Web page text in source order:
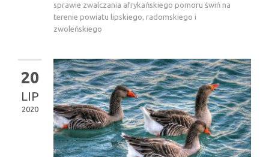
sprawie zwalczania afrykańskiego pomoru świń na
terenie powiatu lipskiego, radomskiego i
zwoleńskiego
20
LIP
2020